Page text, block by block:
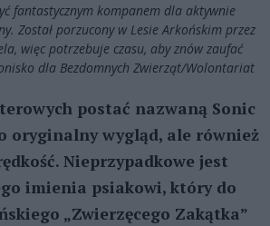
fantastycznym kompanem dla aktywnie
Został porzucony w Lesie Arkońskim przez
więc potrzebuje czasu, aby znów zaufać
dla Bezdomnych Zwierząt/Wolontariat
postać nazwaną Sonic
oryginalny wygląd, ale również
Nieprzypadkowe jest
imienia psiakowi, który do
„Zwierzęcego Zakątka”